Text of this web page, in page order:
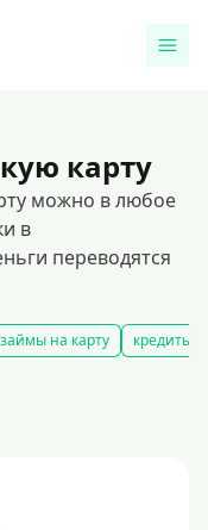
карту
можно в любое
в
переводятся
займы на карту кредиты и